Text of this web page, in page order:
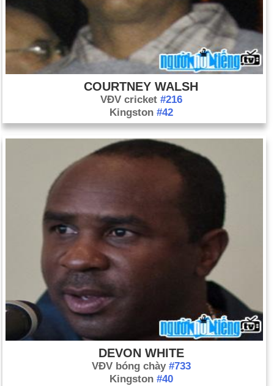
COURTNEY WALSH
VĐV cricket #216
Kingston #42
DEVON WHITE
VĐV bóng chày #733
Kingston #40